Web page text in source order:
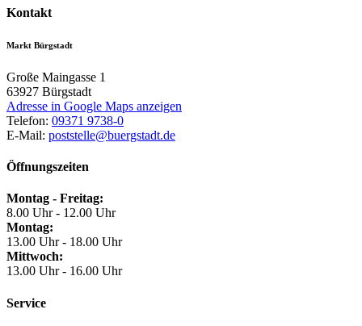
Kontakt
Markt Bürgstadt
Große Maingasse 1
63927 Bürgstadt
Adresse in Google Maps anzeigen
Telefon: 09371 9738-0
E-Mail: poststelle@buergstadt.de
Öffnungszeiten
Montag - Freitag:
8.00 Uhr - 12.00 Uhr
Montag:
13.00 Uhr - 18.00 Uhr
Mittwoch:
13.00 Uhr - 16.00 Uhr
Service